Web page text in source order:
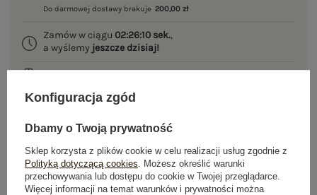
Do darmowej dostawy brakuje 200,00 zł
Zamów w ciągu 02:26:10 sek.,
a wyślemy jeszcze dzisiaj!
GŁÓWNE PARAMETRY
Konfiguracja zgód
Dbamy o Twoją prywatność
Sklep korzysta z plików cookie w celu realizacji usług zgodnie z
Polityką dotyczącą cookies . Możesz określić warunki
przechowywania lub dostępu do cookie w Twojej przeglądarce.
Więcej informacji na temat warunków i prywatności można